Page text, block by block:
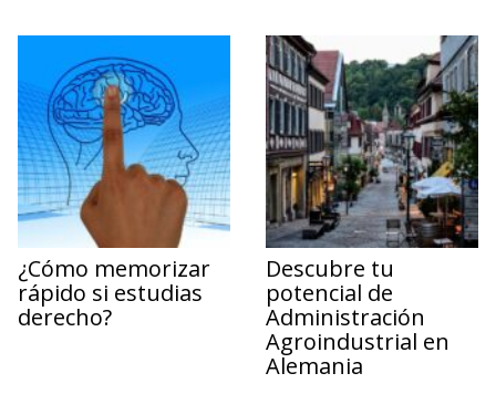
¿Cómo memorizar
rápido si estudias
derecho?
Descubre tu
potencial de
Administración
Agroindustrial en
Alemania